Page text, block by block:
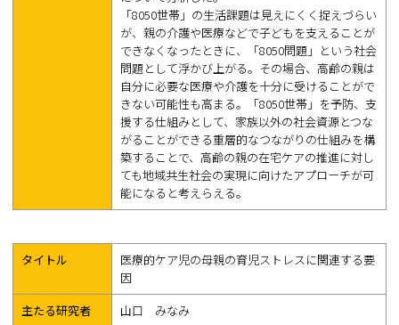
「8050世帯」の生活課題は見えにくく捉えづらい
が、親の介護や医療などで子どもを支えることが
できなくなったときに、「8050問題」という社会
問題として浮かび上がる。その場合、高齢の親は
自分に必要な医療や介護を十分に受けることがで
きない可能性も高まる。「8050世帯」を予防、支
援する仕組みとして、家族以外の社会資源とつな
がることができる重層的なつながりの仕組みを構
築することで、高齢の親の在宅ケアの推進に対し
ても地域共生社会の実現に向けたアプローチが可
能になると考えらえる。
タイトル
医療的ケア児の母親の育児ストレスに関連する要
因
主たる研究者
山口 みなみ